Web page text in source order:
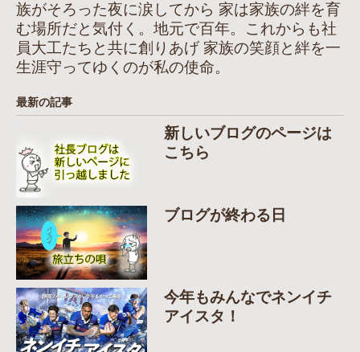
族がそろった夜に涙してから 家は家族の絆を育
む場所だと気付く。地元で百年。これからも社
員大工たちと共に創りあげ 家族の笑顔と絆を一
生涯守ってゆくのが私の使命。
最新の記事
新しいブログのページは
こちら
ブログが終わる日
今年もみんなでネンイチ
アイスタ！